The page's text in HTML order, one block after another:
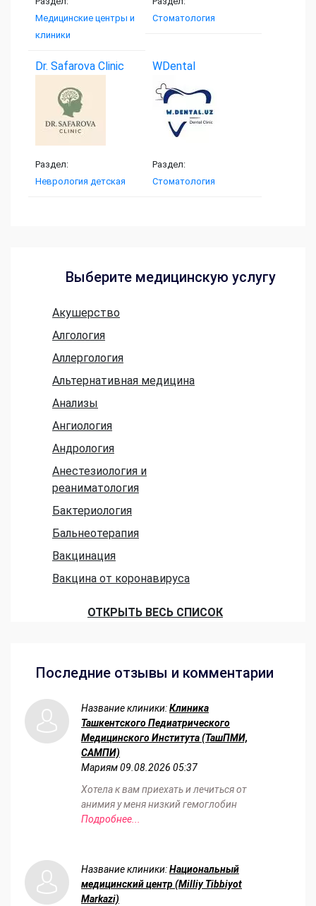
Медицинские центры и
клиники
Стоматология
Dr. Safarova Clinic
Раздел:
Неврология детская
WDental
Раздел:
Стоматология
Выберите медицинскую услугу
Акушерство
Алгология
Аллергология
Альтернативная медицина
Анализы
Ангиология
Андрология
Анестезиология и
реаниматология
Бактериология
Бальнеотерапия
Вакцинация
Вакцина от коронавируса
ОТКРЫТЬ ВЕСЬ СПИСОК
Последние отзывы и комментарии
Название клиники:Клиника
Ташкентского Педиатрического
Медицинского Института (ТашПМИ,
САМПИ)
Мариям09.08.2026 05:37
Хотела к вам приехать и лечиться от
анимия у меня низкий гемоглобин
Подробнее...
Название клиники:Национальный
медицинский центр (Milliy Tibbiyot
Markazi)